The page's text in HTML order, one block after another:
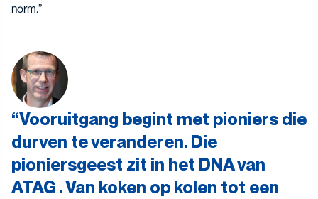
norm.”
Vooruitgang begint met pioniers die
durven te veranderen. Die
pioniersgeest zit in het DNA van
ATAG . Van koken op kolen tot een